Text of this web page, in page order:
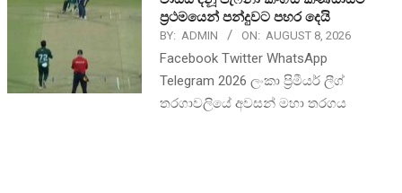
ප්‍රථමයෙන් පන්දුවට පහර දෙයි
BY: ADMIN ON: AUGUST 8, 2026
Facebook Twitter WhatsApp
Telegram 2026 ලංකා ප්‍රිමීයර් ලීග්
තරගාවලියේ අවසන් මහා තරගය